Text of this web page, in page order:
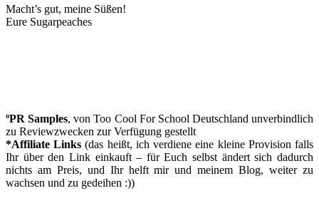
Macht’s gut, meine Süßen!
Eure Sugarpeaches
ºPR Samples, von Too Cool For School Deutschland unverbindlich
zu Reviewzwecken zur Verfügung gestellt
*Affiliate Links (das heißt, ich verdiene eine kleine Provision falls
Ihr über den Link einkauft – für Euch selbst ändert sich dadurch
nichts am Preis, und Ihr helft mir und meinem Blog, weiter zu
wachsen und zu gedeihen :))